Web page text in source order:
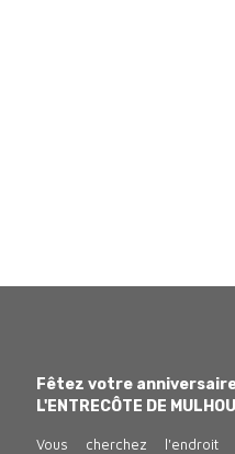
Fêtez votre
L'ENTRECÔTE DE
Vous cherchez